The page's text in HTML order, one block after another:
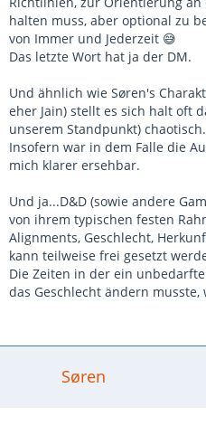
halten muss, aber optional zu
von Immer und Jederzeit 😅
Das letzte Wort hat ja der DM.
Und ähnlich wie Søren's
eher Jain) stellt es sich halt oft
unserem Standpunkt)
Insofern war in dem Falle die
mich klarer ersehbar.
Und ja...D&D (sowie andere
von ihrem typischen festen
Alignments, Geschlecht,
kann teilweise frei gesetzt
Die Zeiten in der ein
das Geschlecht ändern
Søren